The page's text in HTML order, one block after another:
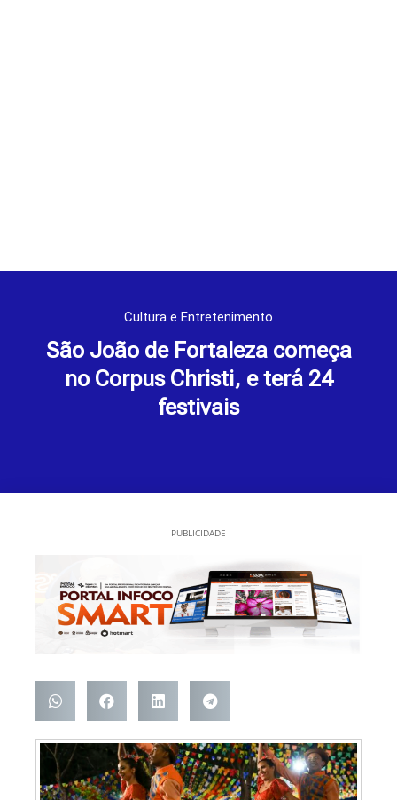
Cultura e Entretenimento
São João de Fortaleza começa
no Corpus Christi, e terá 24
festivais
PUBLICIDADE